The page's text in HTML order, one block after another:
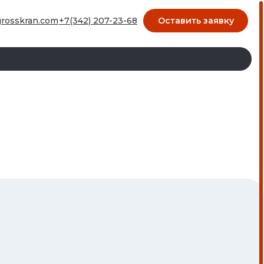
+7(342) 207-23-68 Оставить заявку
ОСТАВИТЬ ЗАЯВКУ
23-68